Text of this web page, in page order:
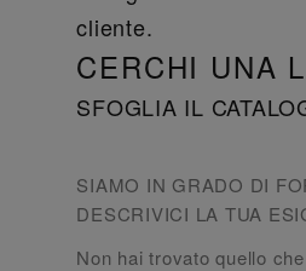
cliente.
CERCHI UNA
SFOGLIA IL
SIAMO IN GRADO DI
DESCRIVICI LA TUA
Non hai trovato quello